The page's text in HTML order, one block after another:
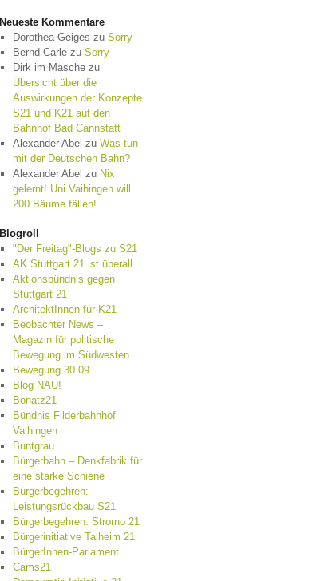
Neueste Kommentare
Dorothea Geiges zu Sorry
Bernd Carlezu Sorry
Dirk im Maschezu
Übersicht über die
Auswirkungen der Konzepte
S21 und K21 auf den
Bahnhof Bad Cannstatt
Alexander Abel zu Was tun
mit der Deutschen Bahn?
Alexander Abel zu Nix
gelernt! Uni Vaihingen will
200 Bäume fällen!
Blogroll
"Der Freitag"-Blogs zu S21
AK Stuttgart 21 ist überall
Aktionsbündnis gegen
Stuttgart 21
ArchitektInnen für K21
Beobachter News –
Magazin für politische
Bewegung im Südwesten
Bewegung 30.09.
Blog NAU!
Bonatz21
Bündnis Filderbahnhof
Vaihingen
Buntgrau
Bürgerbahn – Denkfabrik für
eine starke Schiene
Bürgerbegehren:
Leistungsrückbau S21
Bürgerbegehren: Strorno 21
Bürgerinitiative Talheim 21
BürgerInnen-Parlament
Cams21